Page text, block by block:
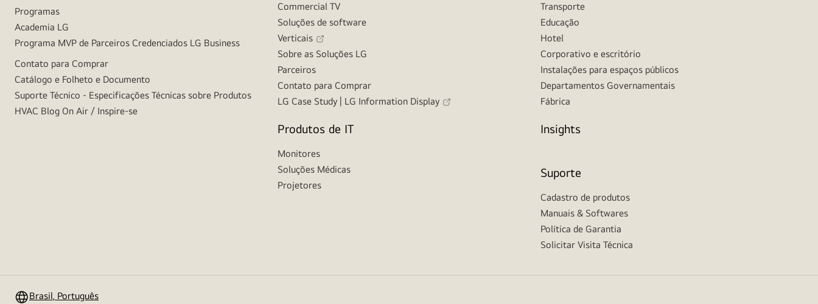
Programas
Academia LG
Programa MVP de Parceiros Credenciados LG Business
Contato para Comprar
Catálogo e Folheto e Documento
Suporte Técnico - Especificações Técnicas sobre Produtos
HVAC Blog On Air / Inspire-se
Commercial TV
Soluções de software
Verticais
Sobre as Soluções LG
Parceiros
Contato para Comprar
LG Case Study | LG Information Display
Produtos de IT
Monitores
Soluções Médicas
Projetores
Transporte
Educação
Hotel
Corporativo e escritório
Instalações para espaços públicos
Departamentos Governamentais
Fábrica
Insights
Suporte
Cadastro de produtos
Manuais & Softwares
Política de Garantia
Solicitar Visita Técnica
Brasil, Português